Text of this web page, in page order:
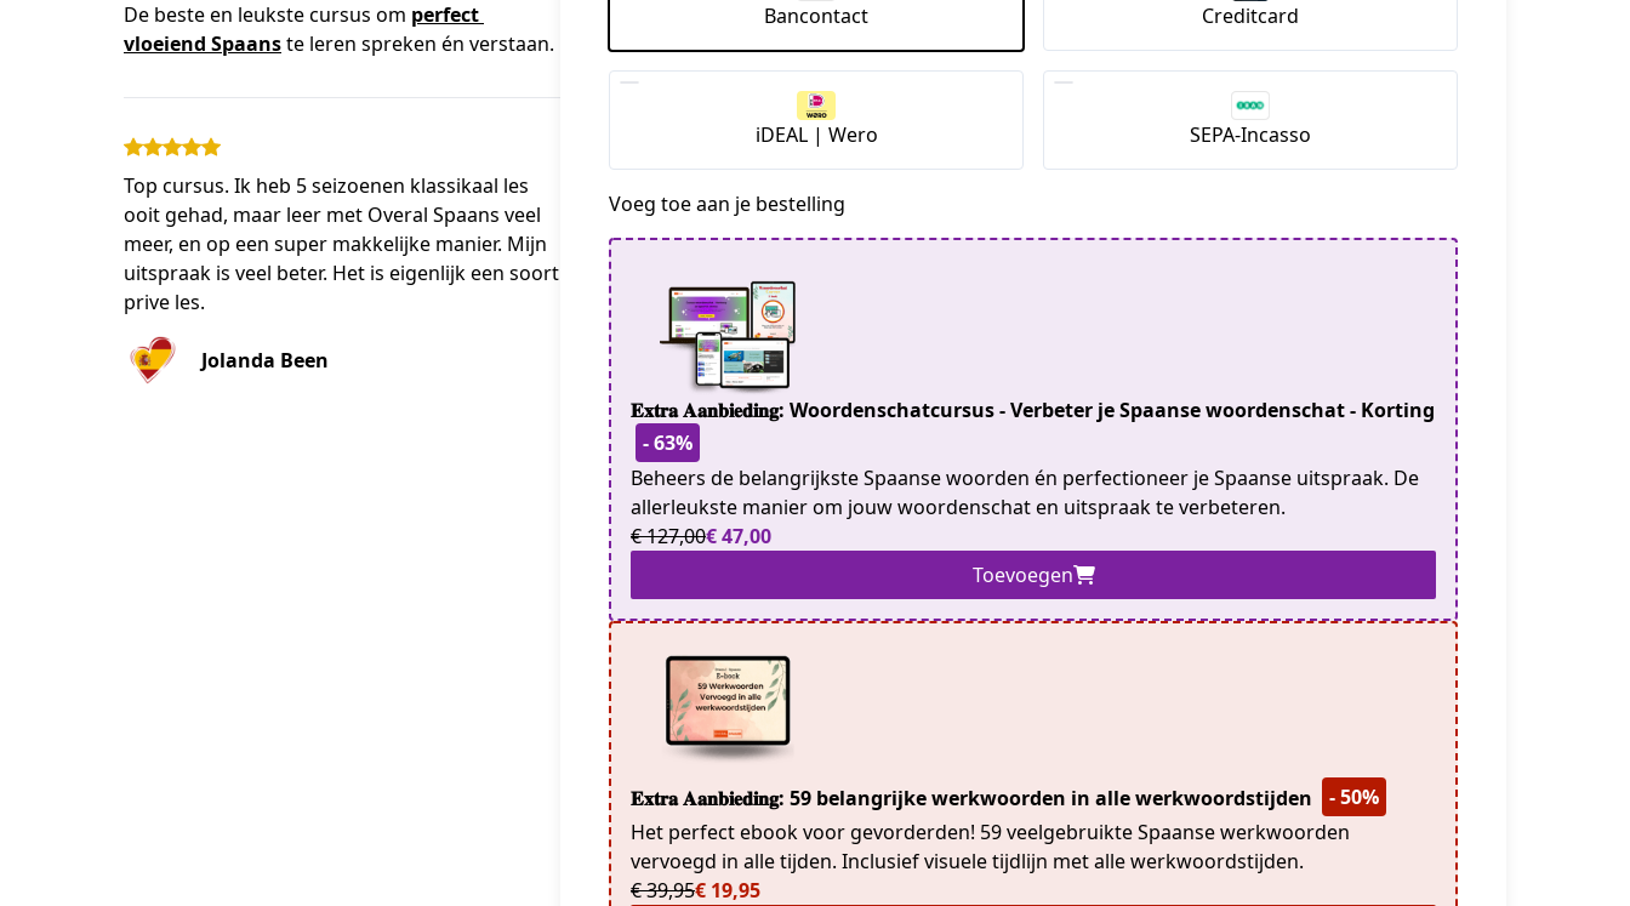
De beste en leukste cursus om perfect
vloeiend Spaans te leren spreken én verstaan.
Top cursus. Ik heb 5 seizoenen klassikaal les
ooit gehad, maar leer met Overal Spaans veel
meer, en op een super makkelijke manier. Mijn
uitspraak is veel beter. Het is eigenlijk een soort
prive les.
Jolanda Been
Bancontact Creditcard
iDEAL | Wero SEPA-Incasso
Voeg toe aan je bestelling
𝐄𝐱𝐭𝐫𝐚 𝐀𝐚𝐧𝐛𝐢𝐞𝐝𝐢𝐧𝐠: Woordenschatcursus - Verbeter je Spaanse woordenschat - Korting
- 63%
Beheers de belangrijkste Spaanse woorden én perfectioneer je Spaanse uitspraak. De
allerleukste manier om jouw woordenschat en uitspraak te verbeteren.
€ 127,00€ 47,00
Toevoegen
𝐄𝐱𝐭𝐫𝐚 𝐀𝐚𝐧𝐛𝐢𝐞𝐝𝐢𝐧𝐠: 59 belangrijke werkwoorden in alle werkwoordstijden
- 50%
Het perfect ebook voor gevorderden! 59 veelgebruikte Spaanse werkwoorden
vervoegd in alle tijden. Inclusief visuele tijdlijn met alle werkwoordstijden.
€ 39,95€ 19,95